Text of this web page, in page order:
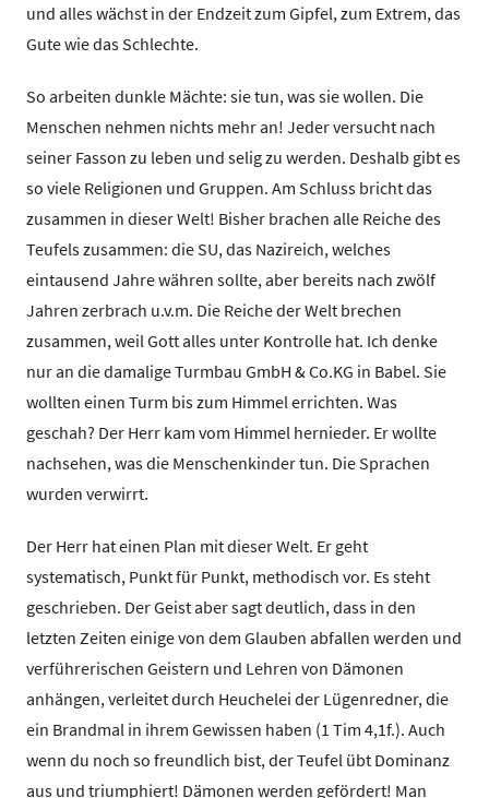
und alles wächst in der Endzeit zum Gipfel, zum Extrem, das
Gute wie das Schlechte.
So arbeiten dunkle Mächte: sie tun, was sie wollen. Die
Menschen nehmen nichts mehr an! Jeder versucht nach
seiner Fasson zu leben und selig zu werden. Deshalb gibt es
so viele Religionen und Gruppen. Am Schluss bricht das
zusammen in dieser Welt! Bisher brachen alle Reiche des
Teufels zusammen: die SU, das Nazireich, welches
eintausend Jahre währen sollte, aber bereits nach zwölf
Jahren zerbrach u.v.m. Die Reiche der Welt brechen
zusammen, weil Gott alles unter Kontrolle hat. Ich denke
nur an die damalige Turmbau GmbH & Co.KG in Babel. Sie
wollten einen Turm bis zum Himmel errichten. Was
geschah? Der Herr kam vom Himmel hernieder. Er wollte
nachsehen, was die Menschenkinder tun. Die Sprachen
wurden verwirrt.
Der Herr hat einen Plan mit dieser Welt. Er geht
systematisch, Punkt für Punkt, methodisch vor. Es steht
geschrieben. Der Geist aber sagt deutlich, dass in den
letzten Zeiten einige von dem Glauben abfallen werden und
verführerischen Geistern und Lehren von Dämonen
anhängen, verleitet durch Heuchelei der Lügenredner, die
ein Brandmal in ihrem Gewissen haben (1 Tim 4,1f.). Auch
wenn du noch so freundlich bist, der Teufel übt Dominanz
aus und triumphiert! Dämonen werden gefördert! Man